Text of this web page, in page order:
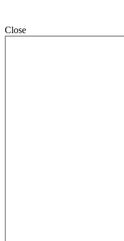
Close